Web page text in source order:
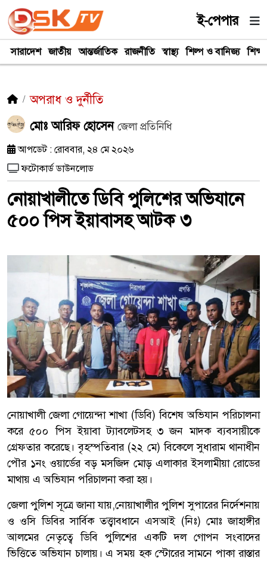
ই-পেপার
সারাদেশ জাতীয় আন্তর্জাতিক রাজনীতি স্বাস্থ্য শিল্প ও বানিজ্য শিক্ষা
অপরাধ ও দুর্নীতি
মোঃ আরিফ হোসেনজেলা প্রতিনিধি
আপডেট : রোববার, ২৪ মে ২০২৬
ফটোকার্ড ডাউনলোড
নোয়াখালীতে ডিবি পুলিশের অভিযানে
৫০০ পিস ইয়াবাসহ আটক ৩
নোয়াখালী জেলা গোয়েন্দা শাখা (ডিবি) বিশেষ অভিযান পরিচালনা
করে ৫০০ পিস ইয়াবা ট্যাবলেটসহ ৩ জন মাদক ব্যবসায়ীকে
গ্রেফতার করেছে। বৃহস্পতিবার (২২ মে) বিকেলে সুধারাম থানাধীন
পৌর ১নং ওয়ার্ডের বড় মসজিদ মোড় এলাকার ইসলামীয়া রোডের
মাথায় এ অভিযান পরিচালনা করা হয়।
জেলা পুলিশ সূত্রে জানা যায়,নোয়াখালীর পুলিশ সুপারের নির্দেশনায়
ও ওসি ডিবির সার্বিক তত্ত্বাবধানে এসআই (নিঃ) মোঃ জাহাঙ্গীর
আলমের নেতৃত্বে ডিবি পুলিশের একটি দল গোপন সংবাদের
ভিত্তিতে অভিযান চালায়। এ সময় হক স্টোরের সামনে পাকা রাস্তার